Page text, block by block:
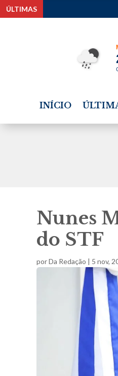
ÚLTIMAS
INÍCIO
Nunes
do STF
porDa Redação 5 nov,